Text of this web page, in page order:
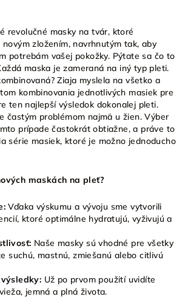
revolučné masky na tvár, ktoré
zložením, navrhnutým tak, aby
potrebám vašej pokožky. Pýtate sa čo to
maska je zameraná na iný typ pleti.
Ziaja myslela na všetko a
kombinovania jednotlivých masiek pre
ten najlepší výsledok dokonalej pleti.
častým problémom najmä u žien. Výber
prípade častokrát obtiažne, a práve to
série masiek, ktoré je možno jednoducho
maskách na pleť?
Vďaka výskumu a vývoju sme vytvorili
ktoré optimálne hydratujú, vyživujú a
Naše masky sú vhodné pre všetky
suchú, mastnú, zmiešanú alebo citlivú
Už po prvom použití uvidíte
jemná a plná života.